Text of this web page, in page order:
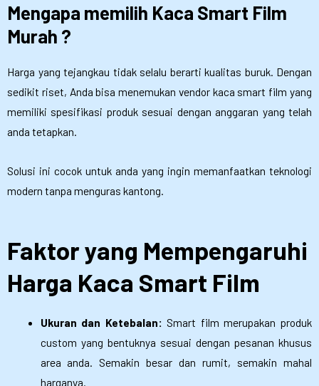
Mengapa memilih Kaca Smart Film
Murah ?
Harga yang tejangkau tidak selalu berarti kualitas buruk. Dengan
sedikit riset, Anda bisa menemukan vendor kaca smart film yang
memiliki spesifikasi produk sesuai dengan anggaran yang telah
anda tetapkan.
Solusi ini cocok untuk anda yang ingin memanfaatkan teknologi
modern tanpa menguras kantong.
Faktor yang Mempengaruhi
Harga Kaca Smart Film
Ukuran dan Ketebalan: Smart film merupakan produk
custom yang bentuknya sesuai dengan pesanan khusus
area anda. Semakin besar dan rumit, semakin mahal
harganya.